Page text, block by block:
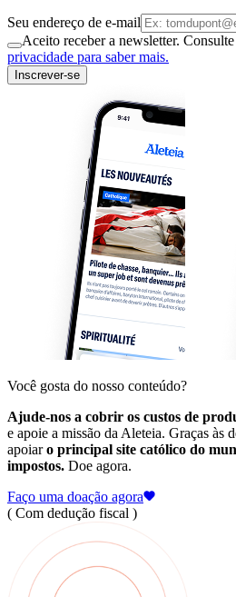
Seu endereço de e-mail
Aceito receber a newsletter. Consulte
privacidade para saber mais.
Inscrever-se
Você gosta do nosso conteúdo?
Ajude-nos a cobrir os custos de
e apoie a missão da Aleteia. Graças às
apoiaro principal site católico do
impostos. Doe agora.
Faço uma doação agora
( Com dedução fiscal )